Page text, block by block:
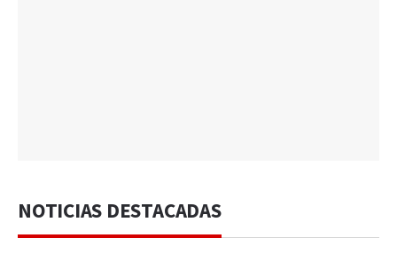
NOTICIAS DESTACADAS